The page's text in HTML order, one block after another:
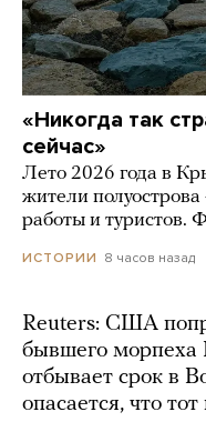
«Никогда так
сейчас»
Лето 2026 года в
жители полуострова
работы и туристов.
ИСТОРИИ 8 часов назад
Reuters: США
бывшего морпеха
отбывает срок в
опасается, что